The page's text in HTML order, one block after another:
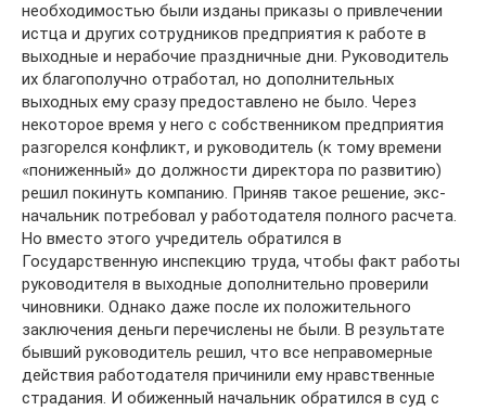
необходимостью были изданы приказы о привлечении
истца и других сотрудников предприятия к работе в
выходные и нерабочие праздничные дни. Руководитель
их благополучно отработал, но дополнительных
выходных ему сразу предоставлено не было. Через
некоторое время у него с собственником предприятия
разгорелся конфликт, и руководитель (к тому времени
«пониженный» до должности директора по развитию)
решил покинуть компанию. Приняв такое решение, экс-
начальник потребовал у работодателя полного расчета.
Но вместо этого учредитель обратился в
Государственную инспекцию труда, чтобы факт работы
руководителя в выходные дополнительно проверили
чиновники. Однако даже после их положительного
заключения деньги перечислены не были. В результате
бывший руководитель решил, что все неправомерные
действия работодателя причинили ему нравственные
страдания. И обиженный начальник обратился в суд с